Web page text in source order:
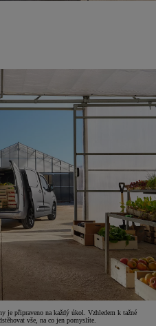
je připraveno na každý úkol. Vzhledem k tažné
vše, na co jen pomyslíte.